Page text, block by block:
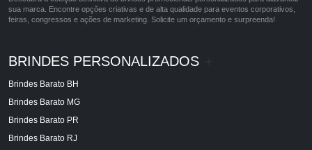
sua marca. Encontre opções criativas e de alta qualidade para eventos corporativos,
feiras, congressos e ações de marketing. Solicite um orçamento e surpreenda!
BRINDES PERSONALIZADOS
Brindes Barato BH
Brindes Barato MG
Brindes Barato PR
Brindes Barato RJ